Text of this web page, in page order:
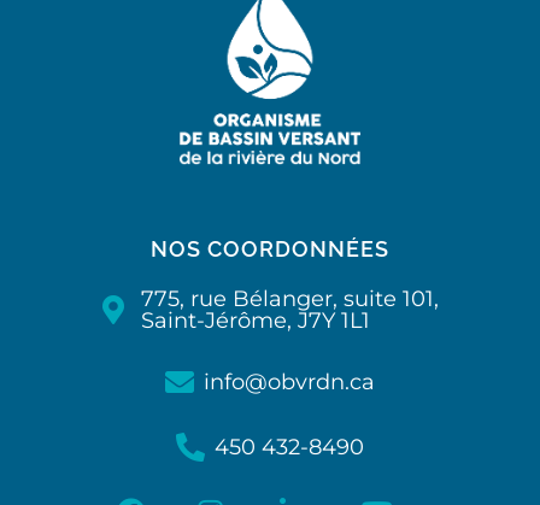
NOS COORDONNÉES
775, rue Bélanger, suite 101,
Saint-Jérôme, J7Y 1L1
info@obvrdn.ca
450 432-8490